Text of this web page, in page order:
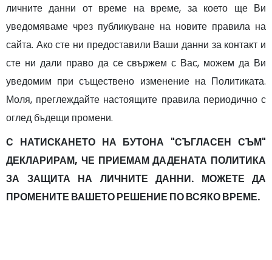
личните данни от време на време, за което ще Ви
уведомяваме чрез публикуване на новите правила на
сайта. Ако сте ни предоставили Ваши данни за контакт и
сте ни дали право да се свържем с Вас, можем да Ви
уведомим при съществено изменение на Политиката.
Моля, преглеждайте настоящите правила периодично с
оглед бъдещи промени.
С НАТИСКАНЕТО НА БУТОНА "СЪГЛАСЕН СЪМ"
ДЕКЛАРИРАМ, ЧЕ ПРИЕМАМ ДАДЕНАТА ПОЛИТИКА
ЗА ЗАЩИТА НА ЛИЧНИТЕ ДАННИ. МОЖЕТЕ ДА
ПРОМЕНИТЕ ВАШЕТО РЕШЕНИЕ ПО ВСЯКО ВРЕМЕ.